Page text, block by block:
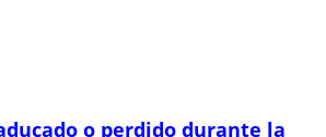
o perdido durante la